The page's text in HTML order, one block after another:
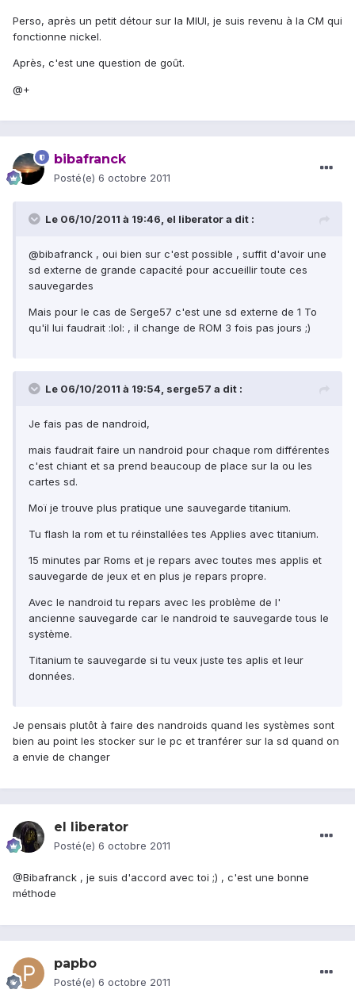
Perso, après un petit détour sur la MIUI, je suis revenu à la CM qui
fonctionne nickel.
Après, c'est une question de goût.
@+
bibafranck
Posté(e) 6 octobre 2011
Le 06/10/2011 à 19:46, el liberator a dit :
@bibafranck , oui bien sur c'est possible , suffit d'avoir une
sd externe de grande capacité pour accueillir toute ces
sauvegardes
Mais pour le cas de Serge57 c'est une sd externe de 1 To
qu'il lui faudrait :lol: , il change de ROM 3 fois pas jours ;)
Le 06/10/2011 à 19:54, serge57 a dit :
Je fais pas de nandroid,
mais faudrait faire un nandroid pour chaque rom différentes
c'est chiant et sa prend beaucoup de place sur la ou les
cartes sd.
Moï je trouve plus pratique une sauvegarde titanium.
Tu flash la rom et tu réinstallées tes Applies avec titanium.
15 minutes par Roms et je repars avec toutes mes applis et
sauvegarde de jeux et en plus je repars propre.
Avec le nandroid tu repars avec les problème de l'
ancienne sauvegarde car le nandroid te sauvegarde tous le
système.
Titanium te sauvegarde si tu veux juste tes aplis et leur
données.
Je pensais plutôt à faire des nandroids quand les systèmes sont
bien au point les stocker sur le pc et tranférer sur la sd quand on
a envie de changer
el liberator
Posté(e) 6 octobre 2011
@Bibafranck , je suis d'accord avec toi ;) , c'est une bonne
méthode
papbo
Posté(e) 6 octobre 2011